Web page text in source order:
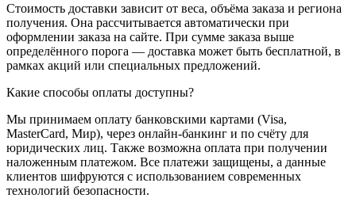
Стоимость доставки зависит от веса, объёма заказа и региона
получения. Она рассчитывается автоматически при
оформлении заказа на сайте. При сумме заказа выше
определённого порога — доставка может быть бесплатной, в
рамках акций или специальных предложений.
Какие способы оплаты доступны?
Мы принимаем оплату банковскими картами (Visa,
MasterCard, Мир), через онлайн-банкинг и по счёту для
юридических лиц. Также возможна оплата при получении
наложенным платежом. Все платежи защищены, а данные
клиентов шифруются с использованием современных
технологий безопасности.